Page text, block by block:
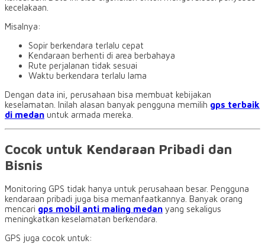
kecelakaan.
Misalnya:
Sopir berkendara terlalu cepat
Kendaraan berhenti di area berbahaya
Rute perjalanan tidak sesuai
Waktu berkendara terlalu lama
Dengan data ini, perusahaan bisa membuat kebijakan
keselamatan. Inilah alasan banyak pengguna memilih gps terbaik
di medan untuk armada mereka.
Cocok untuk Kendaraan Pribadi dan
Bisnis
Monitoring GPS tidak hanya untuk perusahaan besar. Pengguna
kendaraan pribadi juga bisa memanfaatkannya. Banyak orang
mencari gps mobil anti maling medan yang sekaligus
meningkatkan keselamatan berkendara.
GPS juga cocok untuk: